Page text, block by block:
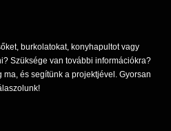
burkolatokat, konyhapultot vagy
Szüksége van további információkra?
és segítünk a projektjével. Gyorsan